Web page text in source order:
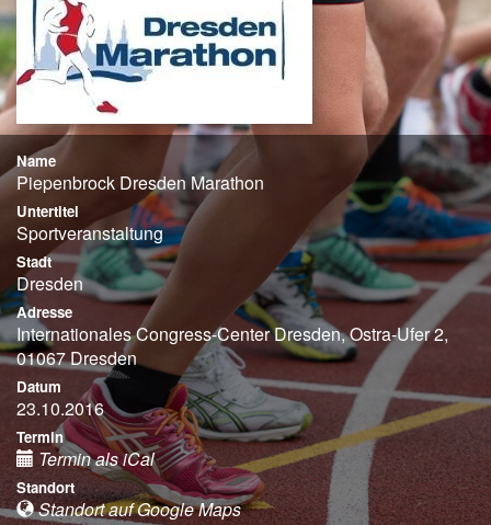
Name
Piepenbrock Dresden Marathon
Untertitel
Sportveranstaltung
Stadt
Dresden
Adresse
Internationales Congress-Center Dresden, Ostra-Ufer 2,
01067 Dresden
Datum
23.10.2016
Termin
Termin als iCal
Standort
Standort auf Google Maps